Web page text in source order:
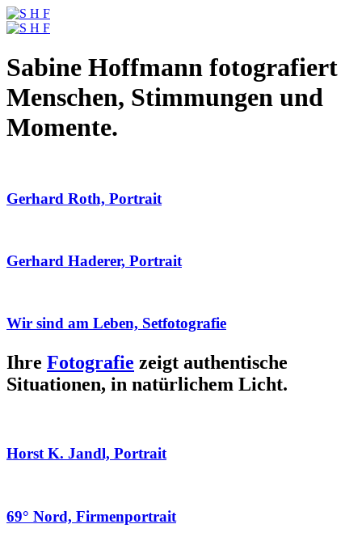
Sabine Hoffmann fotografiert
Menschen, Stimmungen und
Momente.
Gerhard Roth, Portrait
Gerhard Haderer, Portrait
Wir sind am Leben, Setfotografie
Ihre Fotografie zeigt authentische
Situationen, in natürlichem Licht.
Horst K. Jandl, Portrait
69° Nord, Firmenportrait